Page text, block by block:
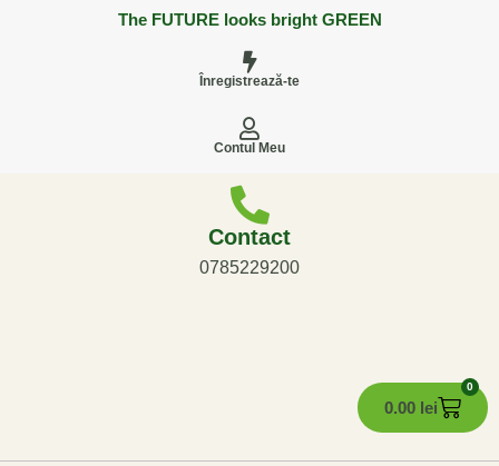
The FUTURE looks bright GREEN
Înregistrează-te
Contul Meu
Contact
0785229200
0.00 lei
0